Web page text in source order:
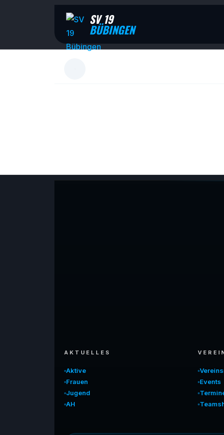
SV 19
BÜBINGEN
AKTUELLES
Aktive
Frauen
Jugend
AH
Events